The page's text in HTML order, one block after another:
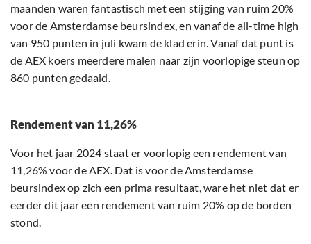
maanden waren fantastisch met een stijging van ruim 20%
voor de Amsterdamse beursindex, en vanaf de all-time high
van 950 punten in juli kwam de klad erin. Vanaf dat punt is
de AEX koers meerdere malen naar zijn voorlopige steun op
860 punten gedaald.
Rendement van 11,26%
Voor het jaar 2024 staat er voorlopig een rendement van
11,26% voor de AEX. Dat is voor de Amsterdamse
beursindex op zich een prima resultaat, ware het niet dat er
eerder dit jaar een rendement van ruim 20% op de borden
stond.